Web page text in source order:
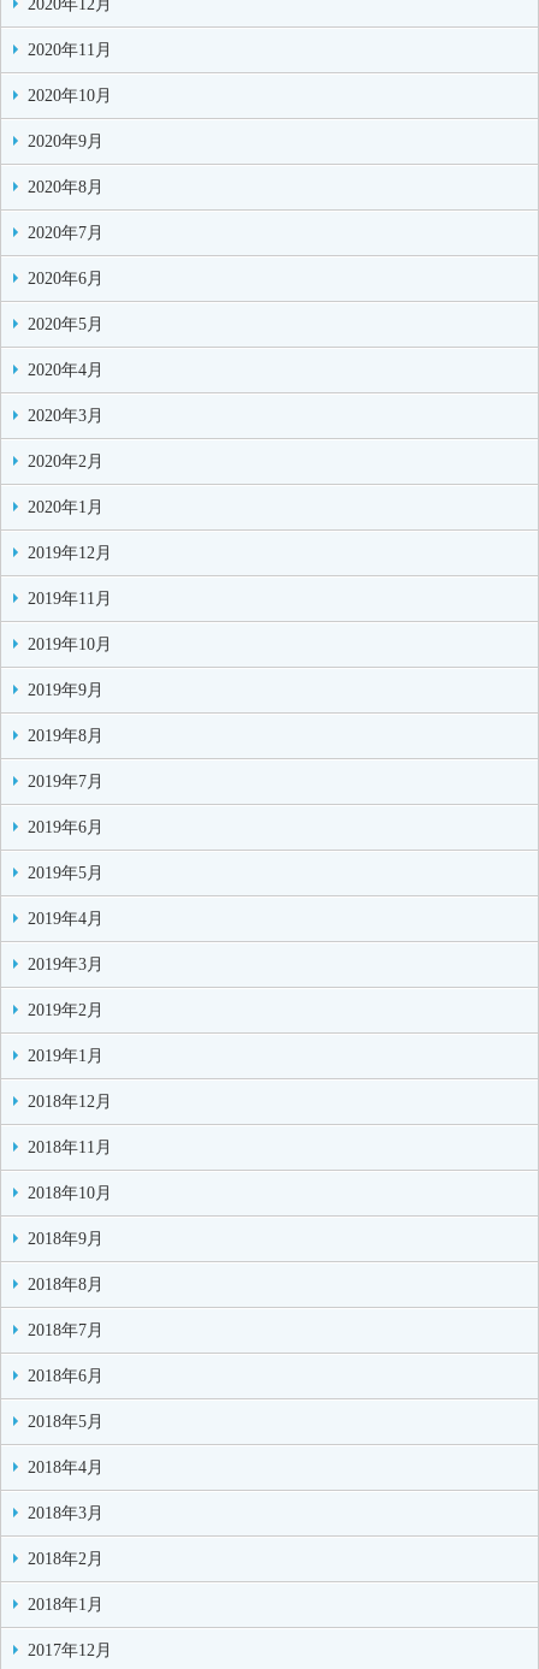
2020年12月
2020年11月
2020年10月
2020年9月
2020年8月
2020年7月
2020年6月
2020年5月
2020年4月
2020年3月
2020年2月
2020年1月
2019年12月
2019年11月
2019年10月
2019年9月
2019年8月
2019年7月
2019年6月
2019年5月
2019年4月
2019年3月
2019年2月
2019年1月
2018年12月
2018年11月
2018年10月
2018年9月
2018年8月
2018年7月
2018年6月
2018年5月
2018年4月
2018年3月
2018年2月
2018年1月
2017年12月